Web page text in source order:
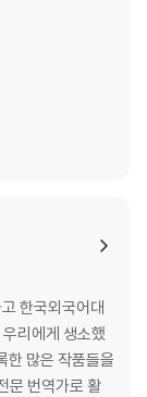
한국외국어대
리에게 생소했
한 많은 작품들을
문 번역가로 활